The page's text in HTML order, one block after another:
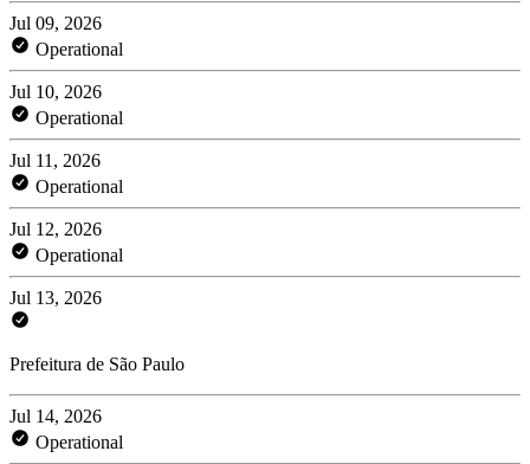
Jul 09, 2026
Operational
Jul 10, 2026
Operational
Jul 11, 2026
Operational
Jul 12, 2026
Operational
Jul 13, 2026
Prefeitura de São Paulo
Jul 14, 2026
Operational